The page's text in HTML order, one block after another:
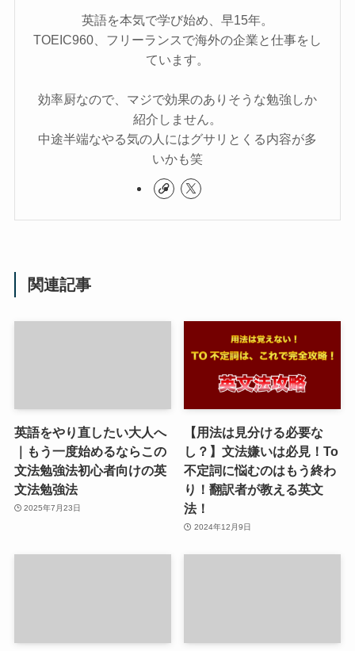
英語を本気で学び始め、早15年。
TOEIC960、フリーランスで海外の企業と仕事をし
ています。
効率厨なので、マジで効果のありそうな勉強しか
紹介しません。
中途半端なやる気の人にはグサリとくる内容が多
いかも笑
関連記事
英語をやり直したい大人へ
｜もう一度始めるならこの
文法勉強法初心者向けの英
文法勉強法
2025年7月23日
【用法は見分ける必要な
し？】文法嫌いは必見！To
不定詞に悩むのはもう終わ
り！翻訳者が教える英文
法！
2024年12月9日